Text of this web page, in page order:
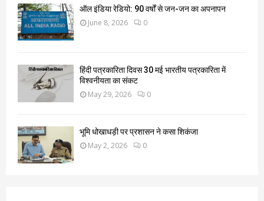
ऑल इंडिया रेडियो: 90 वर्षों से जन-जन का अपनापन
June 8, 2026 0
हिंदी पत्रकारिता दिवस 30 मई भारतीय पत्रकारिता में
विश्वनीयता का संकट
May 29, 2026 0
भूमि धोखाधड़ी पर प्रशासन ने कसा शिकंजा
May 2, 2026 0